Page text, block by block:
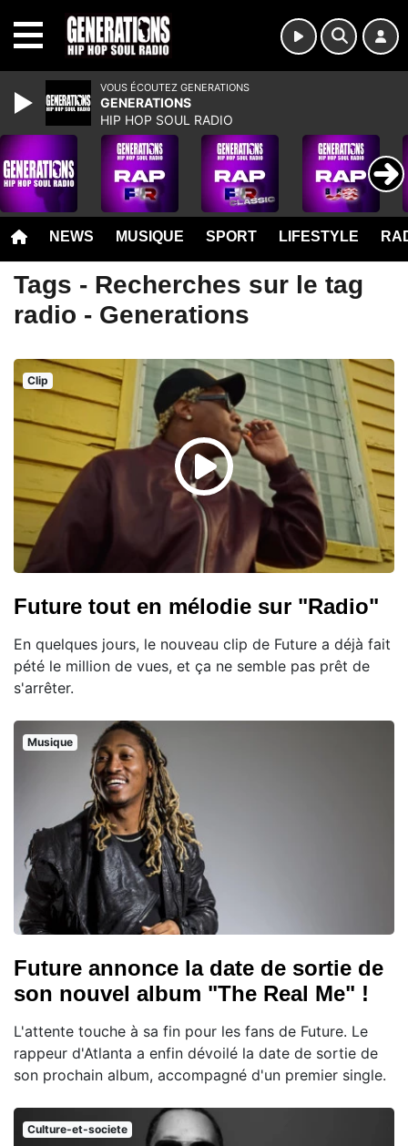
NEWS MUSIQUE SPORT LIFESTYLE
Tags - Recherches sur le tag
radio - Generations
Clip
Future tout en mélodie sur "Radio"
En quelques jours, le nouveau clip de Future a déjà fait
pété le million de vues, et ça ne semble pas prêt de
s'arrêter.
Musique
Future annonce la date de sortie de
son nouvel album "The Real Me" !
L'attente touche à sa fin pour les fans de Future. Le
rappeur d'Atlanta a enfin dévoilé la date de sortie de
son prochain album, accompagné d'un premier single.
Culture-et-societe
VOUS ÉCOUTEZ GENERATIONS
GENERATIONS
HIP HOP SOUL RADIO